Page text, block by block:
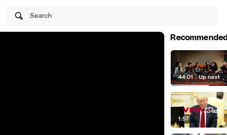
Search
Recommended
44:01 | Up next
1:57